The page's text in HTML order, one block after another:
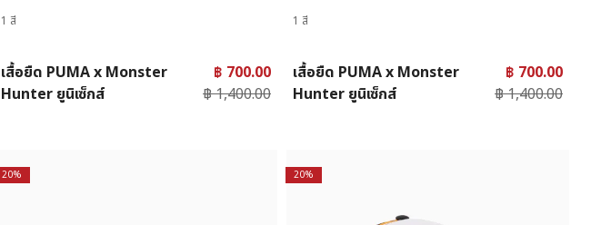
1 สี
เสื้อยืด PUMA x Monster
Hunter ยูนิเซ็กส์
฿ 700.00
฿ 1,400.00
1 สี
เสื้อยืด PUMA x Monster
Hunter ยูนิเซ็กส์
฿ 700.00
฿ 1,400.00
20% 20%